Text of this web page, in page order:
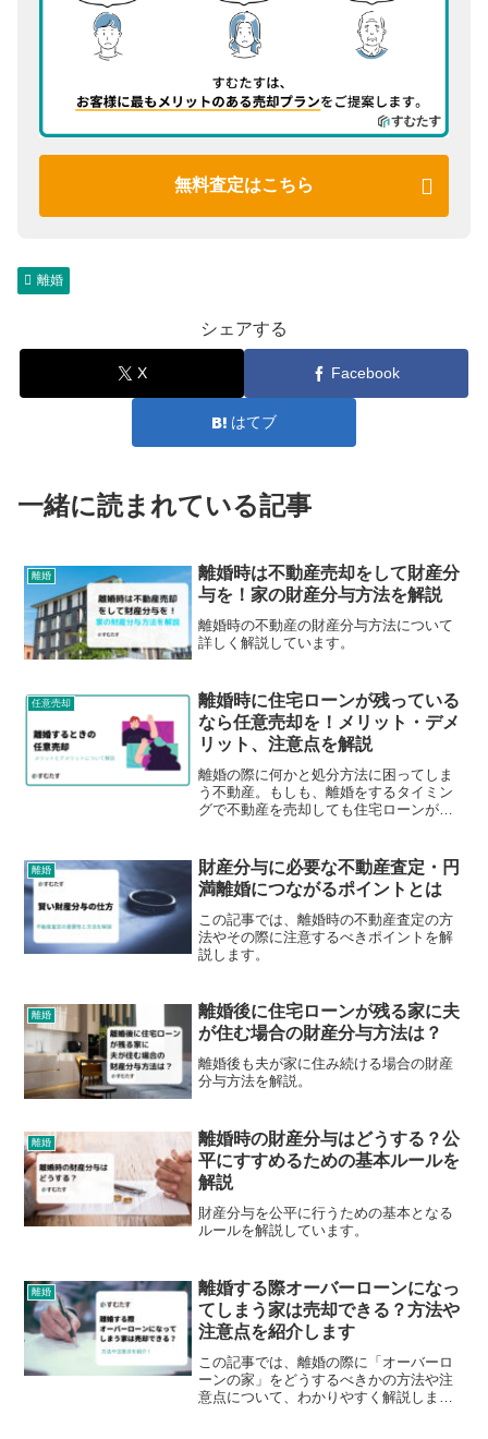
無料査定はこちら
離婚
シェアする
X Facebook
はてブ
一緒に読まれている記事
離婚
離婚時は不動産売却をして財産分
与を！家の財産分与方法を解説
離婚時の不動産の財産分与方法について
詳しく解説しています。
任意売却
離婚時に住宅ローンが残っている
なら任意売却を！メリット・デメ
リット、注意点を解説
離婚の際に何かと処分方法に困ってしま
う不動産。もしも、離婚をするタイミン
グで不動産を売却しても住宅ローンが残
却のメリットやデメリットについて解説
していきます。
離婚
財産分与に必要な不動産査定・円
満離婚につながるポイントとは
この記事では、離婚時の不動産査定の方
法やその際に注意するべきポイントを解
説します。
離婚
離婚後に住宅ローンが残る家に夫
が住む場合の財産分与方法は？
離婚後も夫が家に住み続ける場合の財産
分与方法を解説。
離婚
離婚時の財産分与はどうする？公
平にすすめるための基本ルールを
解説
財産分与を公平に行うための基本となる
ルールを解説しています。
離婚
離婚する際オーバーローンになっ
てしまう家は売却できる？方法や
注意点を紹介します
この記事では、離婚の際に「オーバーロ
ーンの家」をどうするべきかの方法や注
意点について、わかりやすく解説しま